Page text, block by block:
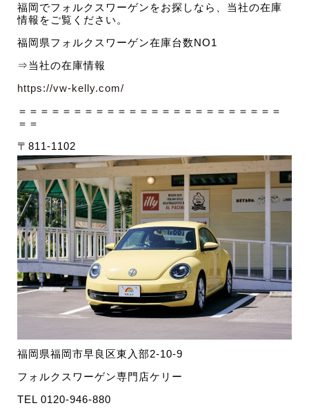
福岡でフォルクスワーゲンをお探しなら、当社の在庫
情報をご覧ください。
福岡県フォルクスワーゲン在庫台数NO1
⇒当社の在庫情報
https://vw-kelly.com/
＝＝＝＝＝＝＝＝＝＝＝＝＝＝＝＝＝＝＝＝＝＝＝＝
＝＝
〒811-1102
福岡県福岡市早良区東入部2-10-9
フォルクスワーゲン専門店ケリー
TEL 0120-946-880